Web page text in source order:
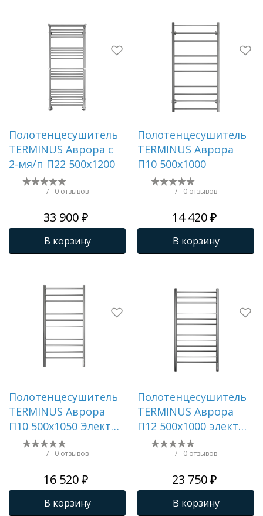
Полотенцесушитель
TERMINUS Аврора c
2-мя/п П22 500х1200
/ 0 отзывов
33 900 ₽
В корзину
Полотенцесушитель
TERMINUS Аврора
П10 500х1000
/ 0 отзывов
14 420 ₽
В корзину
Полотенцесушитель
TERMINUS Аврора
П10 500х1050 Электро
(quick touch)
/ 0 отзывов
16 520 ₽
В корзину
Полотенцесушитель
TERMINUS Аврора
П12 500х1000 электро
(sensor quick touch)
/ 0 отзывов
23 750 ₽
В корзину